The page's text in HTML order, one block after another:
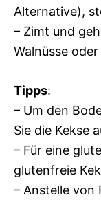
Alternative),
– Zimt und
Walnüsse
Tipps:
– Um den
Sie die Kekse
– Für eine
glutenfreie
– Anstelle von